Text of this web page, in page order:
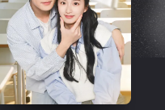
暂无观看影片的记录